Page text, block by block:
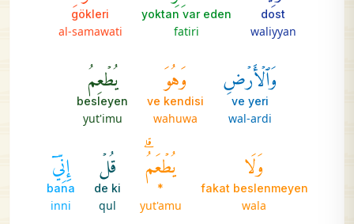
dost
waliyyan
yoktan var eden
fatiri
gökleri
al-samawati
وَٱلۡأَرۡضِ
ve yeri
wal-ardi
وَهُوَ
ve kendisi
wahuwa
يُطۡعِمُ
besleyen
yut'imu
وَلَا
fakat beslenmeyen
wala
يُطۡعَمُۗ
*
yut'amu
قُلۡ
de ki
qul
إِنِّيٓ
bana
inni